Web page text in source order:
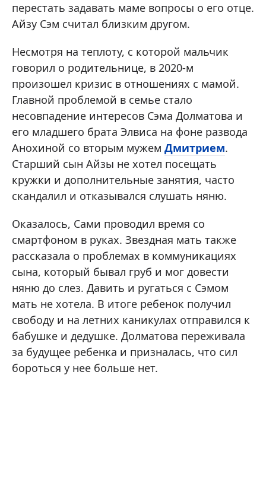
перестать задавать маме вопросы о его отце.
Айзу Сэм считал близким другом.
Несмотря на теплоту, с которой мальчик
говорил о родительнице, в 2020-м
произошел кризис в отношениях с мамой.
Главной проблемой в семье стало
несовпадение интересов Сэма Долматова и
его младшего брата Элвиса на фоне развода
Анохиной со вторым мужем Дмитрием.
Старший сын Айзы не хотел посещать
кружки и дополнительные занятия, часто
скандалил и отказывался слушать няню.
Оказалось, Сами проводил время со
смартфоном в руках. Звездная мать также
рассказала о проблемах в коммуникациях
сына, который бывал груб и мог довести
няню до слез. Давить и ругаться с Сэмом
мать не хотела. В итоге ребенок получил
свободу и на летних каникулах отправился к
бабушке и дедушке. Долматова переживала
за будущее ребенка и призналась, что сил
бороться у нее больше нет.